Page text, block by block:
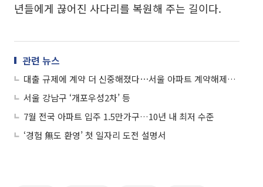
년들에게 끊어진 사다리를 복원해 주는 길이다.
관련 뉴스
대출 규제에 계약 더 신중해졌다⋯서울 아파트 계약해제율 '뚝'
서울 강남구 ‘개포우성2차’ 등
7월 전국 아파트 입주 1.5만가구…10년 내 최저 수준
‘경험 無도 환영’ 첫 일자리 도전 설명서